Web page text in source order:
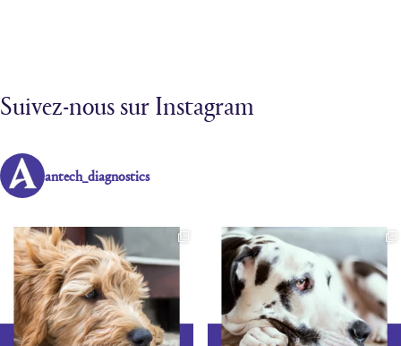
Suivez-nous sur Instagram
antech_diagnostics